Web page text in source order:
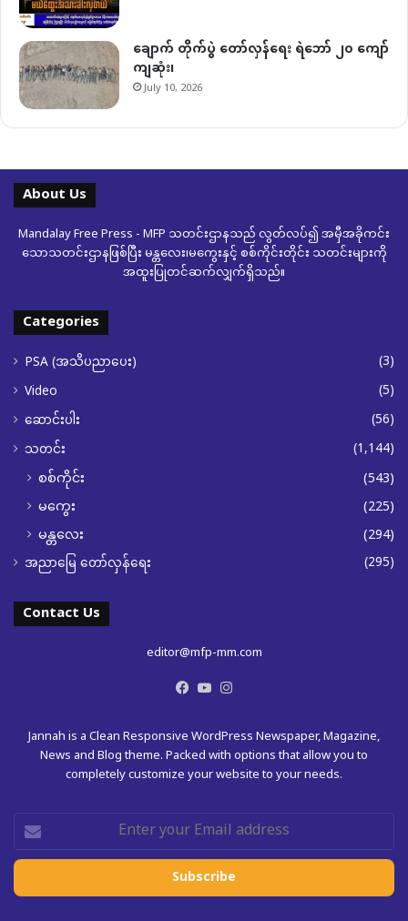
ချောက် တိုက်ပွဲ တော်လှန်ရေး ရဲဘော် ၂၀ ကျော်
ကျဆုံး၊
July 10, 2026
About Us
Mandalay Free Press - MFP သတင်းဌာနသည် လွတ်လပ်၍ အမှီအခိုကင်း
သောသတင်းဌာနဖြစ်ပြီး မန္တလေး၊မကွေးနှင့် စစ်ကိုင်းတိုင်း သတင်းများကို
အထူးပြုတင်ဆက်လျှက်ရှိသည်။
Categories
PSA (အသိပညာပေး)
(3)
Video
(5)
ဆောင်းပါး
(56)
သတင်း
(1,144)
စစ်ကိုင်း
(543)
မကွေး
(225)
မန္တလေး
(294)
အညာမြေ တော်လှန်ရေး (295)
Contact Us
editor@mfp-mm.com
Facebook
YouTube
Jannah is a Clean Responsive WordPress Newspaper, Magazine,
News and Blog theme. Packed with options that allow you to
completely customize your website to your needs.
Enter
your
Email